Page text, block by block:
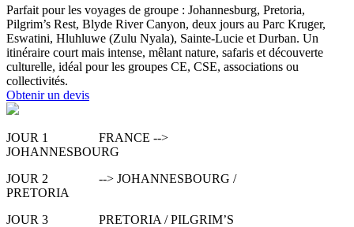
Parfait pour les voyages de groupe : Johannesburg, Pretoria,
Pilgrim’s Rest, Blyde River Canyon, deux jours au Parc Kruger,
Eswatini, Hluhluwe (Zulu Nyala), Sainte-Lucie et Durban. Un
itinéraire court mais intense, mêlant nature, safaris et découverte
culturelle, idéal pour les groupes CE, CSE, associations ou
collectivités.
Obtenir un devis
JOUR 1 FRANCE -->
JOHANNESBOURG
JOUR 2 --> JOHANNESBOURG /
PRETORIA
JOUR 3 PRETORIA / PILGRIM’S